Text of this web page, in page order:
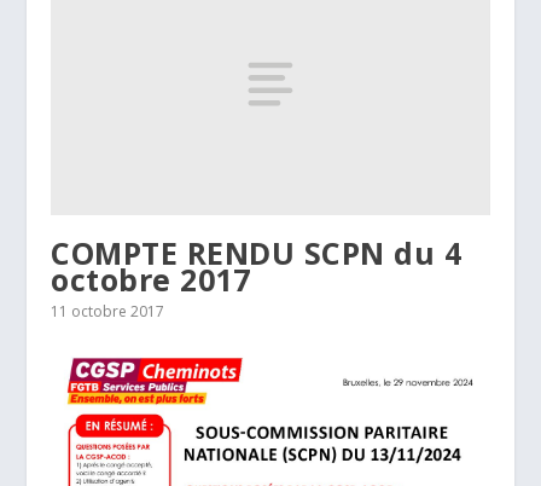
COMPTE RENDU SCPN du 4
octobre 2017
11 octobre 2017